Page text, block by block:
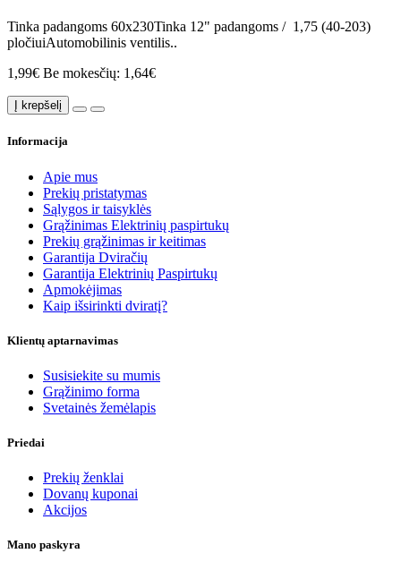
Tinka padangoms 60x230Tinka 12" padangoms / 1,75 (40-203)
pločiuiAutomobilinis ventilis..
1,99€ Be mokesčių: 1,64€
Į krepšelį
Informacija
Apie mus
Prekių pristatymas
Sąlygos ir taisyklės
Grąžinimas Elektrinių paspirtukų
Prekių grąžinimas ir keitimas
Garantija Dviračių
Garantija Elektrinių Paspirtukų
Apmokėjimas
Kaip išsirinkti dviratį?
Klientų aptarnavimas
Susisiekite su mumis
Grąžinimo forma
Svetainės žemėlapis
Priedai
Prekių ženklai
Dovanų kuponai
Akcijos
Mano paskyra